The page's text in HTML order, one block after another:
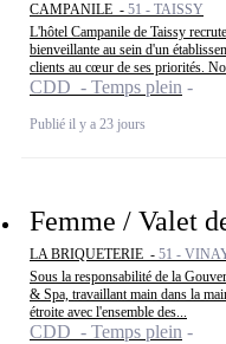
CAMPANILE - 51 - TAISSY
L'hôtel Campanile de Taissy
bienveillante au sein d'un
clients au cœur de ses priorités.
CDD - Temps plein
Publié il y a 23 jours
Femme / Valet
LA BRIQUETERIE - 51 -
Sous la responsabilité de la
& Spa, travaillant main dans la
étroite avec l'ensemble des...
CDD - Temps plein